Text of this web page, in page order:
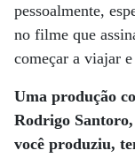
pessoalmente,
no filme que
começar a viajar
Uma produção
Rodrigo
você produziu,